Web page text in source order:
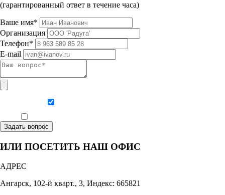
(гарантированный ответ в течение часа)
Ваше имя*
Организация
Телефон*
E-mail
Задать вопрос
ИЛИ ПОСЕТИТЬ НАШ ОФИС
АДРЕС
Ангарск, 102-й кварт., 3, Индекс: 665821